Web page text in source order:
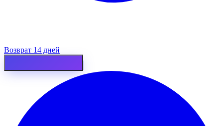
Возврат 14 дней